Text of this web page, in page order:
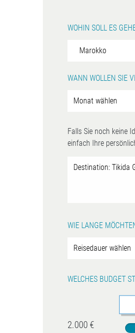
WOHIN SOLL ES
WANN WOLLEN SIE
Falls Sie noch keine
einfach Ihre
WIE LANGE
WELCHES BUDGET
2.000 €